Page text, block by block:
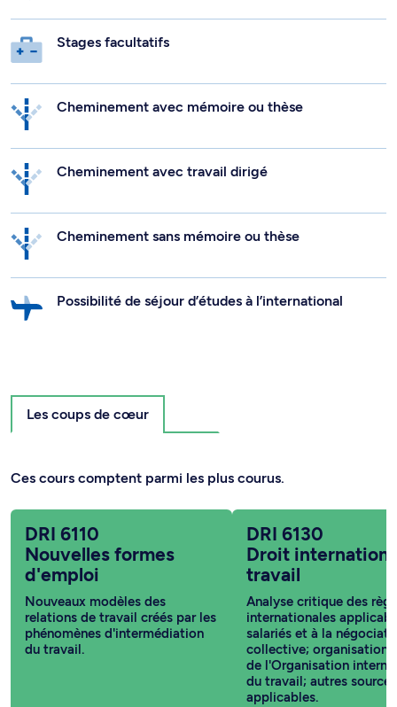
Stages facultatifs
Cheminement avec mémoire ou thèse
Cheminement avec travail dirigé
Cheminement sans mémoire ou thèse
Possibilité de séjour d’études à l’international
Les coups de cœur
Ces cours comptent parmi les plus courus.
DRI 6110
Nouvelles formes
d'emploi
Nouveaux modèles des
relations de travail créés par les
phénomènes d'intermédiation
du travail.
DRI 6130
Droit
travail
Analyse critique des
internationales
salariés et à la
collective; organisation
de l'Organisation
du travail; autres sources
applicables.